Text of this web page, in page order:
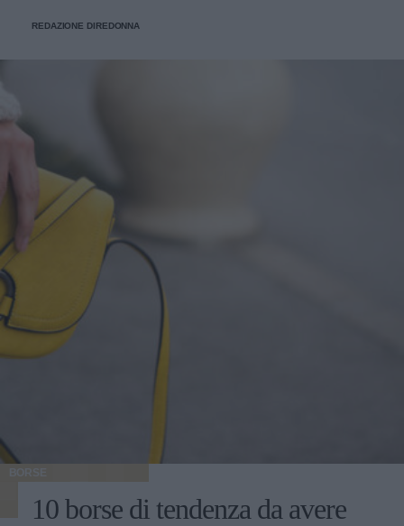
REDAZIONE DIREDONNA
BORSE
10 borse di tendenza da avere